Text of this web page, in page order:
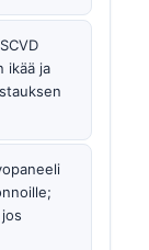
ikää ja